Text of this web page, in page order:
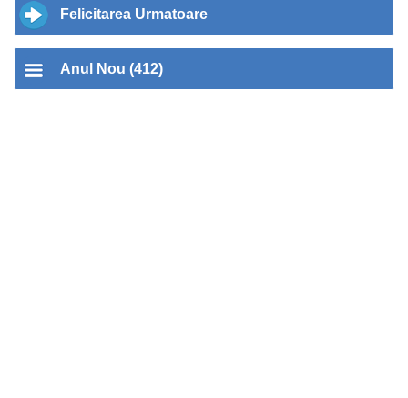
Felicitarea Urmatoare
Anul Nou (412)